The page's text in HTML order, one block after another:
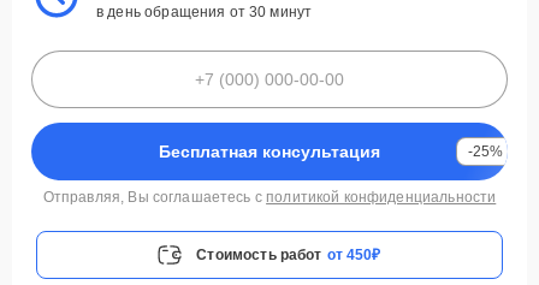
в день обращения от 30 минут
Бесплатная консультация -25%
Отправляя, Вы соглашаетесь с политикой конфиденциальности
Стоимость работ от 450₽